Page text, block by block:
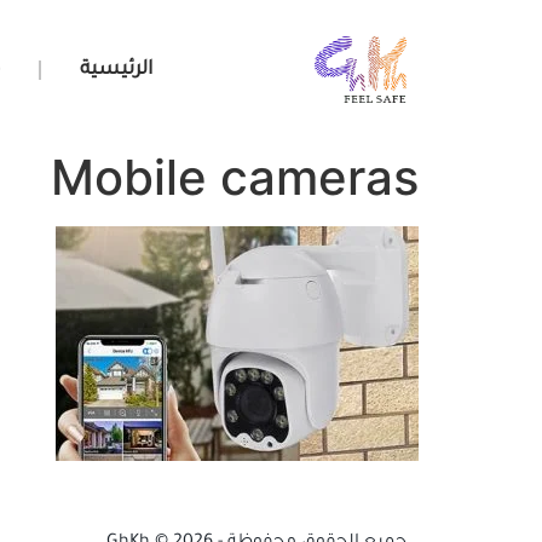
الرئيسية
Mobile cameras